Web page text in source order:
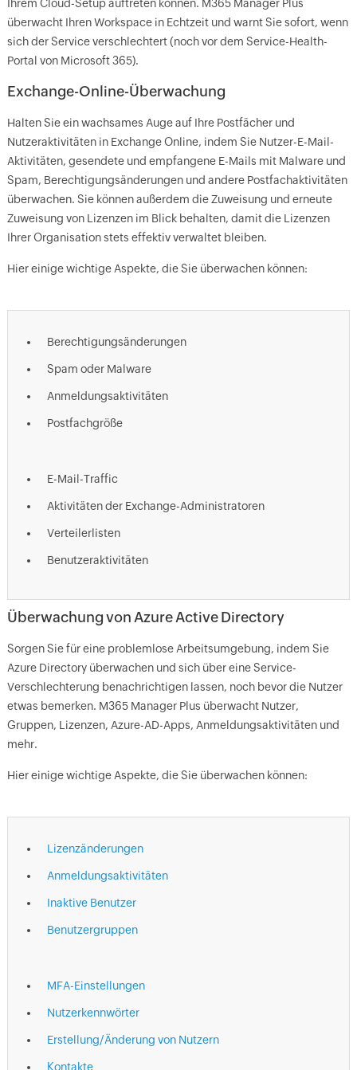
Ihrem Cloud-Setup auftreten können. M365 Manager Plus
überwacht Ihren Workspace in Echtzeit und warnt Sie sofort, wenn
sich der Service verschlechtert (noch vor dem Service-Health-
Portal von Microsoft 365).
Exchange-Online-Überwachung
Halten Sie ein wachsames Auge auf Ihre Postfächer und
Nutzeraktivitäten in Exchange Online, indem Sie Nutzer-E-Mail-
Aktivitäten, gesendete und empfangene E-Mails mit Malware und
Spam, Berechtigungsänderungen und andere Postfachaktivitäten
überwachen. Sie können außerdem die Zuweisung und erneute
Zuweisung von Lizenzen im Blick behalten, damit die Lizenzen
Ihrer Organisation stets effektiv verwaltet bleiben.
Hier einige wichtige Aspekte, die Sie überwachen können:
Berechtigungsänderungen
Spam oder Malware
Anmeldungsaktivitäten
Postfachgröße
E-Mail-Traffic
Aktivitäten der Exchange-Administratoren
Verteilerlisten
Benutzeraktivitäten
Überwachung von Azure Active Directory
Sorgen Sie für eine problemlose Arbeitsumgebung, indem Sie
Azure Directory überwachen und sich über eine Service-
Verschlechterung benachrichtigen lassen, noch bevor die Nutzer
etwas bemerken. M365 Manager Plus überwacht Nutzer,
Gruppen, Lizenzen, Azure-AD-Apps, Anmeldungsaktivitäten und
mehr.
Hier einige wichtige Aspekte, die Sie überwachen können:
Lizenzänderungen
Anmeldungsaktivitäten
Inaktive Benutzer
Benutzergruppen
MFA-Einstellungen
Nutzerkennwörter
Erstellung/Änderung von Nutzern
Kontakte